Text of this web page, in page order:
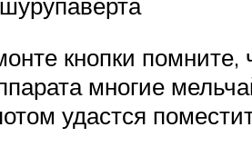
кнопки помните,
многие
удастся